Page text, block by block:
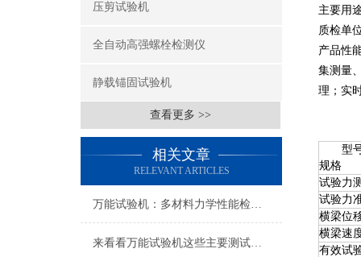
压剪试验机
全自动高强螺栓检测仪
静载锚固试验机
查看更多 >>
相关文章
RELEVANT ARTICLES
万能试验机：多材料力学性能检测的全能专家
来看看万能试验机这些主要测试下项目
主要用
质检单
产品性
集测量
理；实
型
规格
试验力
试验力
横梁位
横梁速
有效试